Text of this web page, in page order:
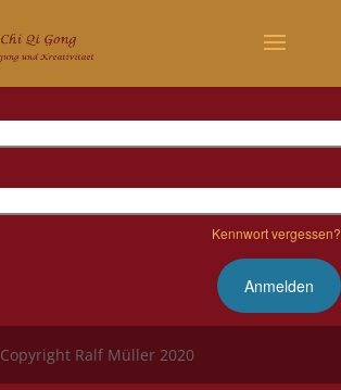
Kennwort vergessen?
Copyright Ralf Müller 2020